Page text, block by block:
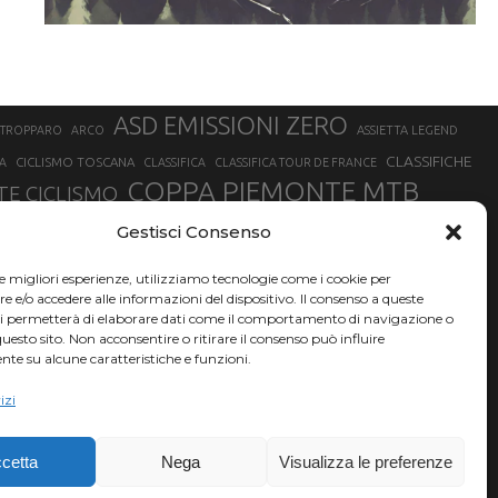
Gestisci Consenso
migliori esperienze, utilizziamo tecnologie come i cookie per
e/o accedere alle informazioni del dispositivo. Il consenso a queste
permetterà di elaborare dati come il comportamento di navigazione o
sito. Non acconsentire o ritirare il consenso può influire
su alcune caratteristiche e funzioni.
Nega Visualizza le preferenze
ARCO ASD EMISSIONI ZERO ASSIETTA LEGEND
CICLISMO TOSCANA CLASSIFICA CLASSIFICA TOUR DE FRANCE CLASSIFICHE
CICLISMO COPPA PIEMONTE MTB
FABIO ARU FIAB FINALE LIGURE
HERVÉ BARMASSE INSUBRIA BIKE FESTIVAL
LUCA BRAIDOT MARATHON BIKE DELLA BRIANZA
MATHIEU VAN DER POEL
TRIATHLON OLIMPICO